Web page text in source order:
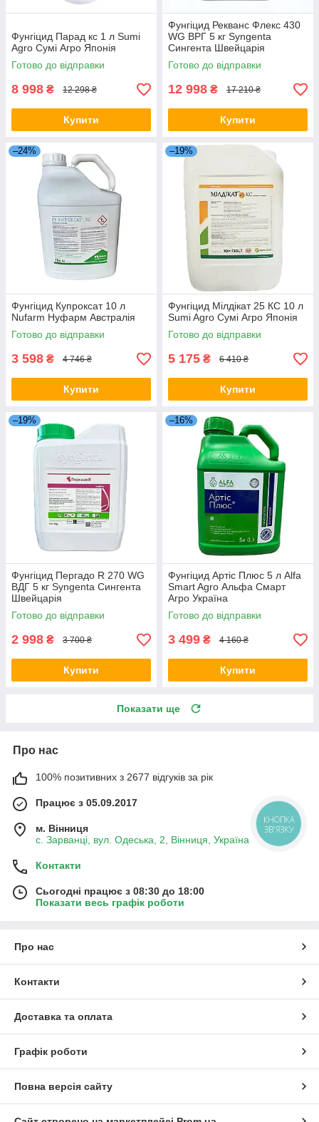
Фунгіцид Парад кс 1 л Sumi
Agro Сумі Агро Японія
Готово до відправки
8 998 ₴ 12 298 ₴
Купити
Фунгіцид Рекванс Флекс 430
WG ВРГ 5 кг Syngenta
Сингента Швейцарія
Готово до відправки
12 998 ₴ 17 210 ₴
Купити
–24%
Фунгіцид Купроксат 10 л
Nufarm Нуфарм Австралія
Готово до відправки
3 598 ₴ 4 746 ₴
Купити
–19%
Фунгіцид Мілдікат 25 КС 10 л
Sumi Agro Сумі Агро Японія
Готово до відправки
5 175 ₴ 6 410 ₴
Купити
–19%
Фунгіцид Пергадо R 270 WG
ВДГ 5 кг Syngenta Сингента
Швейцарія
Готово до відправки
2 998 ₴ 3 700 ₴
Купити
–16%
Фунгіцид Артіс Плюс 5 л Alfa
Smart Agro Альфа Смарт
Агро Україна
Готово до відправки
3 499 ₴ 4 160 ₴
Купити
Показати ще
Про нас
100% позитивних з 2677 відгуків за рік
Працює з 05.09.2017
м. Вінниця
с. Зарванці, вул. Одеська, 2, Вінниця, Україна
Контакти
Сьогодні працює з 08:30 до 18:00
Показати весь графік роботи
Про нас
Контакти
Доставка та оплата
Графік роботи
Повна версія сайту